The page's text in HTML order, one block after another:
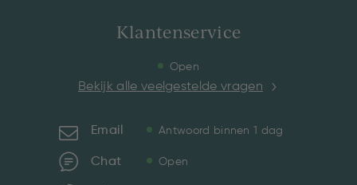
Klantenservice
Open
Bekijk alle veelgestelde vragen
Email Antwoord binnen 1 dag
Chat Open